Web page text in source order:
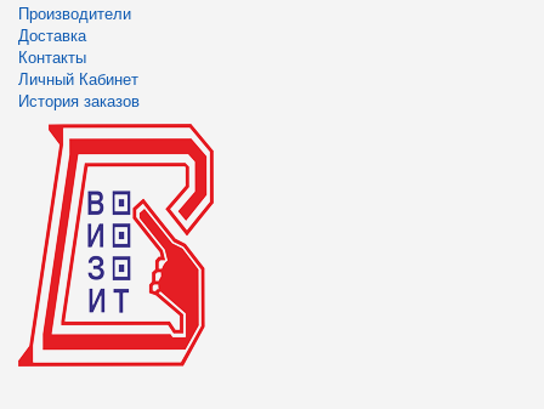
Производители
Доставка
Контакты
Личный Кабинет
История заказов